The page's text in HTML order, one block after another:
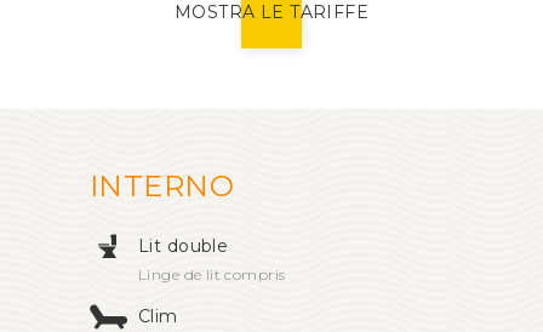
MOSTRA LE TARIFFE
INTERNO
Lit double
Linge de lit compris
Clim